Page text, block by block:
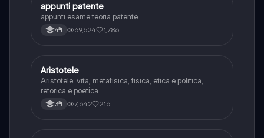
Altro
appunti patente
appunti esame teoria patente
4ªl 69,524 1,786
Filosofia
Aristotele
Aristotele: vita, metafisica, fisica, etica e politica,
retorica e poetica
3ªl 7,642 216